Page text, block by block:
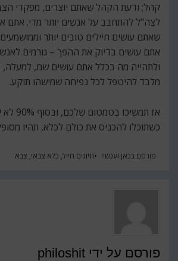
קהל; ודעת הקהל שאתם יוצרים, מפקדי
לצה"ל להתחבב על אנשים יותר מדי. אתם
שאתם עושים חיילים טובים יותר
אתם עושים בדיוק את ההפך – גורמים
ולתהייה מה בכלל אתם עושים שם,
מלבד להיטפל לכל נפיחה שמישהו תוקע.
אז תמשיכו
כשתוכלו להכניס את כולם לכלא, תהיו
פורסם בכאן ועכשיו תיוגים חייל, כלא צבאי, צבא
פורסם על ידי philoshit